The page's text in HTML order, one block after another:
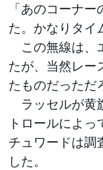
「あのコーナ
た。かなりタイ
この無線は、
たが、当然レー
たものだっただ
ラッセルが黄
トロールによ
チュワードは調
した。